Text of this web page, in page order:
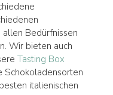
Bedürfnissen
Wir bieten auch
Tasting Box
Schokoladensorten
italienischen